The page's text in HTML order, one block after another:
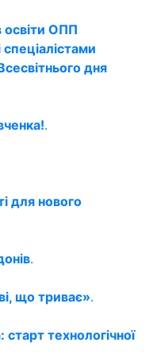
освіти ОПП
дня
.
для нового
.
що триває».
технологічної